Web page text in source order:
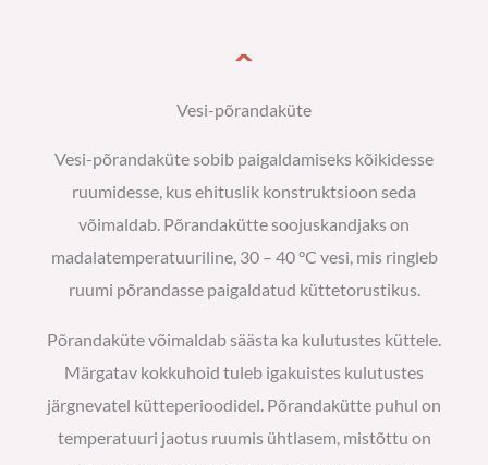
Vesi-põrandaküte
Vesi-põrandaküte sobib paigaldamiseks kõikidesse
ruumidesse, kus ehituslik konstruktsioon seda
võimaldab. Põrandakütte soojuskandjaks on
madalatemperatuuriline, 30 – 40 °C vesi, mis ringleb
ruumi põrandasse paigaldatud küttetorustikus.
Põrandaküte võimaldab säästa ka kulutustes küttele.
Märgatav kokkuhoid tuleb igakuistes kulutustes
järgnevatel kütteperioodidel. Põrandakütte puhul on
temperatuuri jaotus ruumis ühtlasem, mistõttu on